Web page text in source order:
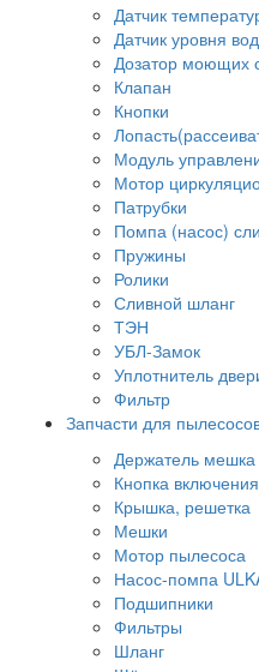
Датчик
Датчик уровня
Дозатор моющих
Клапан
Кнопки
Модуль
Мотор
Патрубки
Помпа (насос)
Пружины
Ролики
Сливной шланг
ТЭН
УБЛ-Замок
Уплотнитель
Фильтр
Запчасти для
Держатель
Кнопка включения
Крышка, решетка
Мешки
Мотор пылесоса
Насос-помпа
Подшипники
Фильтры
Шланг